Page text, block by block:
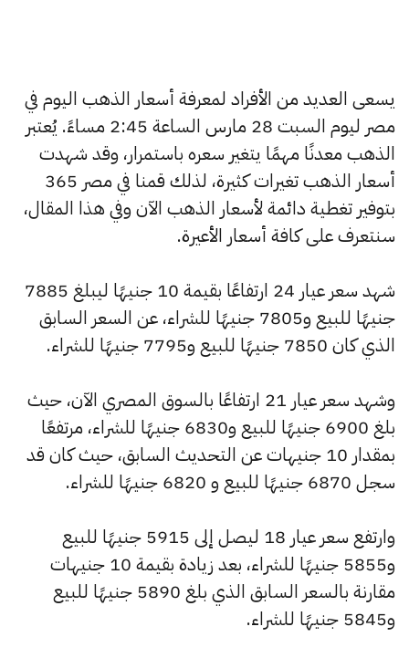
يسعى العديد من الأفراد لمعرفة أسعار الذهب اليوم في
مصر ليوم السبت 28 مارس الساعة 2:45 مساءً. يُعتبر
الذهب معدنًا مهمًا يتغير سعره باستمرار، وقد شهدت
أسعار الذهب تغيرات كثيرة، لذلك قمنا في مصر 365
بتوفير تغطية دائمة لأسعار الذهب الآن وفي هذا المقال،
سنتعرف على كافة أسعار الأعيرة.
شهد سعر عيار 24 ارتفاعًا بقيمة 10 جنيهًا ليبلغ 7885
جنيهًا للبيع و7805 جنيهًا للشراء، عن السعر السابق
الذي كان 7850 جنيهًا للبيع و7795 جنيهًا للشراء.
وشهد سعر عيار 21 ارتفاعًا بالسوق المصري الآن، حيث
بلغ 6900 جنيهًا للبيع و6830 جنيهًا للشراء، مرتفعًا
بمقدار 10 جنيهات عن التحديث السابق، حيث كان قد
سجل 6870 جنيهًا للبيع و 6820 جنيهًا للشراء.
وارتفع سعر عيار 18 ليصل إلى 5915 جنيهًا للبيع
و5855 جنيهًا للشراء، بعد زيادة بقيمة 10 جنيهات
مقارنة بالسعر السابق الذي بلغ 5890 جنيهًا للبيع
و5845 جنيهًا للشراء.